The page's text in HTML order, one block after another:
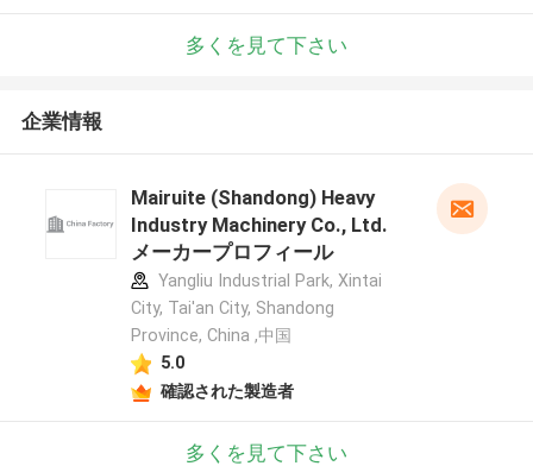
多くを見て下さい
企業情報
Mairuite (Shandong) Heavy
Industry Machinery Co., Ltd.
メーカープロフィール
Yangliu Industrial Park, Xintai
City, Tai'an City, Shandong
Province, China ,中国
5.0
確認された製造者
多くを見て下さい